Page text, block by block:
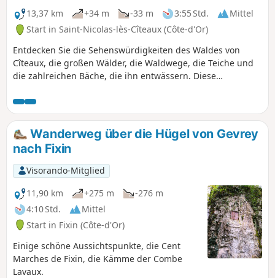
13,37 km +34 m -33 m 3:55 Std.
Mittel
Start in Saint-Nicolas-lès-Cîteaux (Côte-d'Or)
Entdecken Sie die Sehenswürdigkeiten des Waldes von
Cîteaux, die großen Wälder, die Waldwege, die Teiche und
die zahlreichen Bäche, die ihn entwässern. Diese
Eindruck vom großen Wald mit seinen herrlichen
Hochwäldern, seinen Entwässerungsgräben und den
weiten Ausblicken, die sich von einigen Waldwegen aus
bieten.Wanderweg über die Hügel von Gevrey
nach Fixin
Visorando-Mitglied
11,90 km
+275 m
-276 m
4:10 Std.
Mittel
Start in Fixin (Côte-d'Or)
Einige schöne Aussichtspunkte, die Cent
Marches de Fixin, die Kämme der Combe
Lavaux.